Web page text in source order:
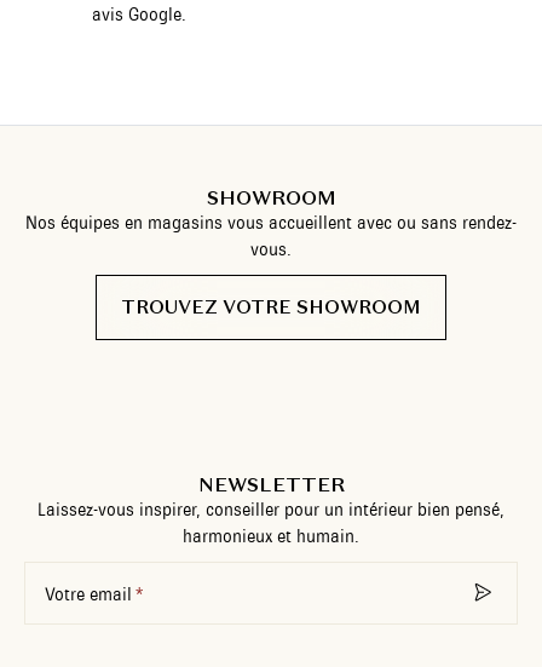
avis Google.
SHOWROOM
Nos équipes en magasins vous accueillent avec ou sans rendez-
vous.
TROUVEZ VOTRE SHOWROOM
NEWSLETTER
Laissez-vous inspirer, conseiller pour un intérieur bien pensé,
harmonieux et humain.
Votre email